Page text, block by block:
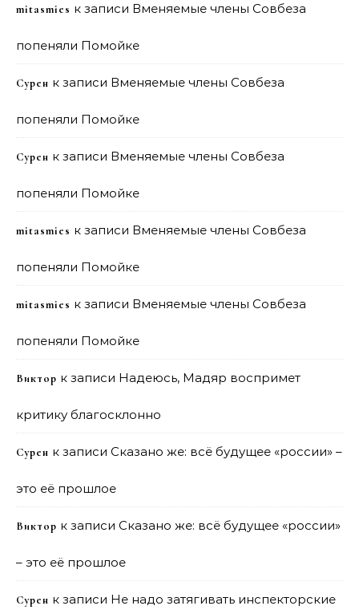
mitasmies к записи Вменяемые члены Совбеза
попеняли Помойке
Сурен к записи Вменяемые члены Совбеза
попеняли Помойке
Сурен к записи Вменяемые члены Совбеза
попеняли Помойке
mitasmies к записи Вменяемые члены Совбеза
попеняли Помойке
mitasmies к записи Вменяемые члены Совбеза
попеняли Помойке
Виктор к записи Надеюсь, Мадяр воспримет
критику благосклонно
Сурен к записи Сказано же: всё будущее «россии» –
это её прошлое
Виктор к записи Сказано же: всё будущее «россии»
– это её прошлое
Сурен к записи Не надо затягивать инспекторские